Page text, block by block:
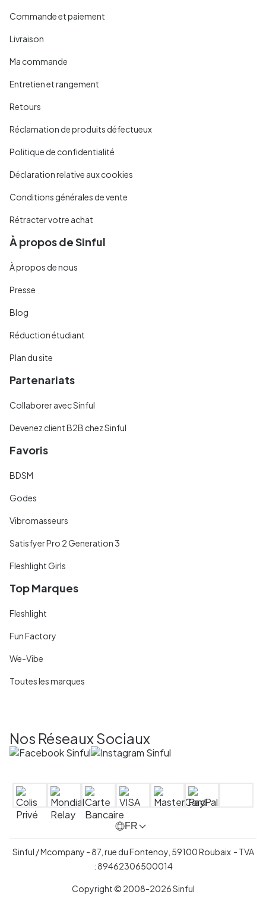
Commande et paiement
Livraison
Ma commande
Entretien et rangement
Retours
Réclamation de produits défectueux
Politique de confidentialité
Déclaration relative aux cookies
Conditions générales de vente
Rétracter votre achat
À propos de Sinful
À propos de nous
Presse
Blog
Réduction étudiant
Plan du site
Partenariats
Collaborer avec Sinful
Devenez client B2B chez Sinful
Favoris
BDSM
Godes
Vibromasseurs
Satisfyer Pro 2 Generation 3
Fleshlight Girls
Top Marques
Fleshlight
Fun Factory
We-Vibe
Toutes les marques
Nos Réseaux Sociaux
FR
Sinful / Mcompany - 87, rue du Fontenoy, 59100 Roubaix - TVA
: 89462306500014
Copyright © 2008-2026 Sinful